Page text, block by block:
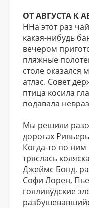
ОТ АВГУСТА К
ННа этот раз
какая-нибудь
вечером
пляжные
столе
атлас. Совет
птица косила
подавала
Мы решили
дорогах
Когда-то по
тряслась
Джеймс Бонд,
Софи Лорен,
голливудские